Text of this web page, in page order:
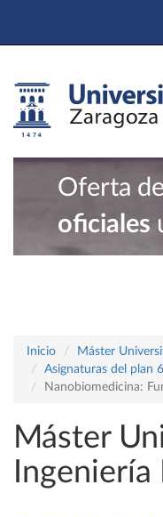
Oferta
oficiales
Inicio
Máster
Asignaturas del plan
Nanobiomedicina:
Máster